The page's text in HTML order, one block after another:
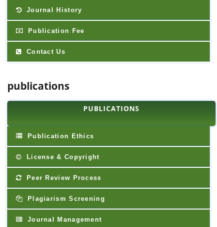
Journal History
Publication Fee
Contact Us
publications
PUBLICATIONS
Publication Ethics
License & Copyright
Peer Review Process
Plagiarism Screening
Journal Management